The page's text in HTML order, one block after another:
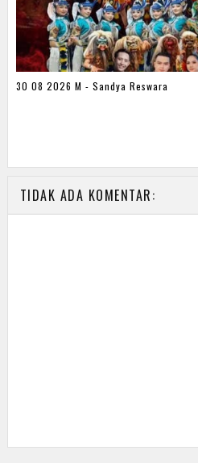
30 08 2026 M - Sandya Reswara
TIDAK ADA KOMENTAR: